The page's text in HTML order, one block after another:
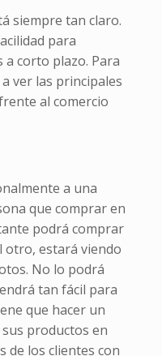
siempre tan claro.
para
corto plazo. Para
ver las principales
al comercio
a una
que comprar en
podrá comprar
otro, estará viendo
No lo podrá
tan fácil para
que hacer un
productos en
de los clientes con